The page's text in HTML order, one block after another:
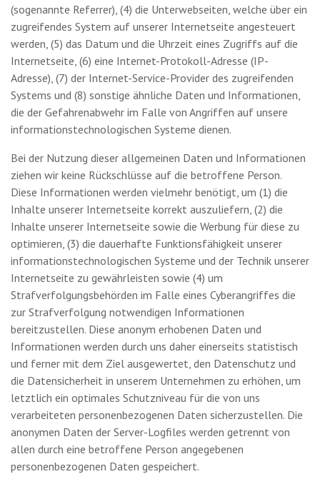
(sogenannte Referrer), (4) die Unterwebseiten, welche über ein
zugreifendes System auf unserer Internetseite angesteuert
werden, (5) das Datum und die Uhrzeit eines Zugriffs auf die
Internetseite, (6) eine Internet-Protokoll-Adresse (IP-
Adresse), (7) der Internet-Service-Provider des zugreifenden
Systems und (8) sonstige ähnliche Daten und Informationen,
die der Gefahrenabwehr im Falle von Angriffen auf unsere
informationstechnologischen Systeme dienen.
Bei der Nutzung dieser allgemeinen Daten und Informationen
ziehen wir keine Rückschlüsse auf die betroffene Person.
Diese Informationen werden vielmehr benötigt, um (1) die
Inhalte unserer Internetseite korrekt auszuliefern, (2) die
Inhalte unserer Internetseite sowie die Werbung für diese zu
optimieren, (3) die dauerhafte Funktionsfähigkeit unserer
informationstechnologischen Systeme und der Technik unserer
Internetseite zu gewährleisten sowie (4) um
Strafverfolgungsbehörden im Falle eines Cyberangriffes die
zur Strafverfolgung notwendigen Informationen
bereitzustellen. Diese anonym erhobenen Daten und
Informationen werden durch uns daher einerseits statistisch
und ferner mit dem Ziel ausgewertet, den Datenschutz und
die Datensicherheit in unserem Unternehmen zu erhöhen, um
letztlich ein optimales Schutzniveau für die von uns
verarbeiteten personenbezogenen Daten sicherzustellen. Die
anonymen Daten der Server-Logfiles werden getrennt von
allen durch eine betroffene Person angegebenen
personenbezogenen Daten gespeichert.